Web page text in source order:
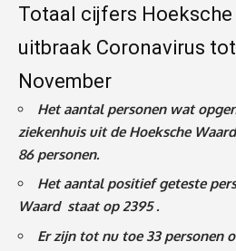
Totaal cijfers
uitbraak Coronavirus
November
Het aantal personen wat
ziekenhuis uit de Hoeksche
86 personen.
Het aantal positief geteste
Waard staat op 2395 .
Er zijn tot nu toe 33 personen